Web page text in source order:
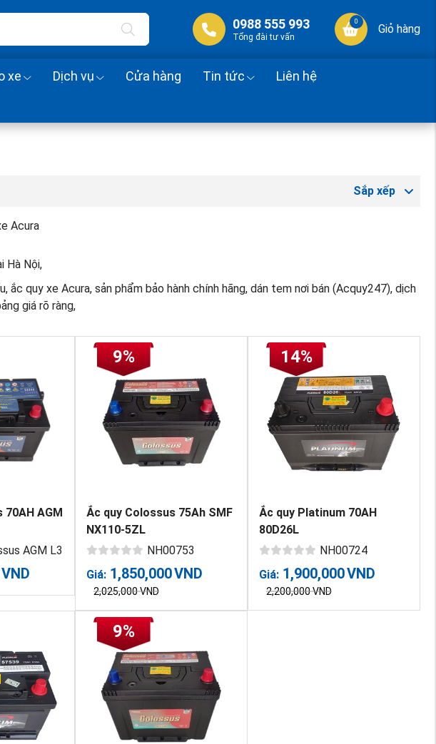
0988 555 993
Tổng đài tư vấn
0
Giỏ hàng
xe Dịch vụ Cửa hàng Tin tức Liên hệ
Sắp xếp
Acura
Hà Nội,
ắc quy xe Acura, sản phẩm bảo hành chính hãng, dán tem nơi bán (Acquy247), dịch
giá rõ ràng,
70AH AGM
AGM L3
VND
9%
Ắc quy Colossus 75Ah SMF
NX110-5ZL
NH00753
Giá: 1,850,000VND
2,025,000VND
14%
Ắc quy Platinum 70AH
80D26L
NH00724
Giá: 1,900,000VND
2,200,000VND
9%